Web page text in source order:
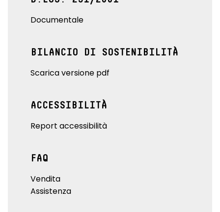
Documentale
BILANCIO DI SOSTENIBILITÀ
Scarica versione pdf
ACCESSIBILITÀ
Report accessibilità
FAQ
Vendita
Assistenza